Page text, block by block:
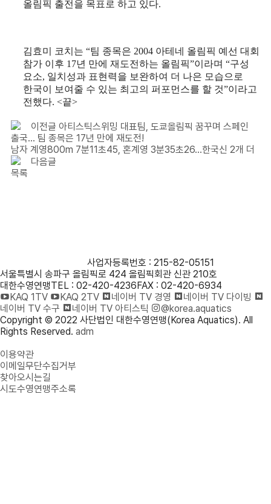
올림픽 출전을 목표로 하고 있다.
김효미 코치는 “팀 종목은 2004 아테네 올림픽 예선 대회
참가 이후 17년 만에 재도전하는 올림픽”이라며 “구성
요소, 일치성과 표현력을 보완하여 더 나은 모습으로
한국이 보여줄 수 있는 최고의 퍼포먼스를 할 것”이라고
전했다. <끝>
이전글 아티스틱스위밍 대표팀, 도쿄올림픽 꿈꾸며 스페인
출국… 팀 종목은 17년 만에 재도전!
남자 계영800m 7분11초45, 혼계영 3분35초26...한국신 2개 더
다음글
목록
사업자등록번호 : 215-82-05151
서울특별시 송파구 올림픽로 424 올림픽회관 신관 210호
대한수영연맹TEL : 02-420-4236FAX : 02-420-6934
KAQ 1TV
KAQ 2TV 네이버 TV 경영
네이버 TV 다이빙
네이버 TV 수구
네이버 TV 아티스틱
@korea.aquatics
Copyright © 2022 사단법인 대한수영연맹(Korea Aquatics). All
Rights Reserved. adm
이용약관
이메일무단수집거부
찾아오시는길
시도수영연맹주소록